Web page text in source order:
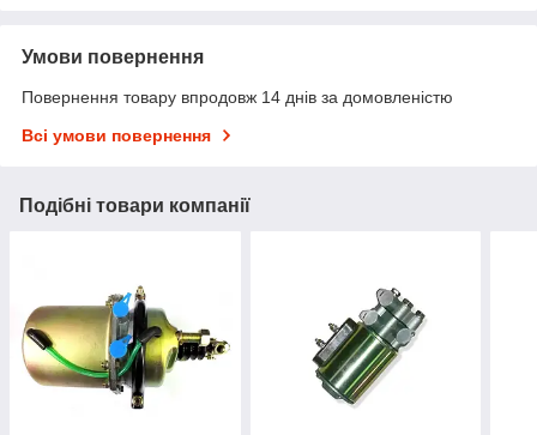
Умови повернення
Повернення товару впродовж 14 днів за домовленістю
Всі умови повернення
Подібні товари компанії